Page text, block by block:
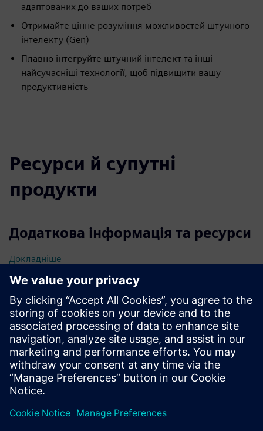
адаптованих до ваших потреб
Отримайте цінне розуміння можливостей штучного
інтелекту (Gen)
Плавно інтегруйте штучний інтелект та інші
найсучасніші технології, щоб підвищити вашу
продуктивність
Ресурси й супутні
продукти
Додаткова інформація та ресурси
Докладніше
Передумови
Готовність надати глибоке уявлення про ваші бізнес-
процеси, операції, цілі та технічний ландшафт
Доступність брати участь у семінарах, щоб наші
експерти могли забезпечити максимальну цінність для
вашого бізнесу у підході спільного створення